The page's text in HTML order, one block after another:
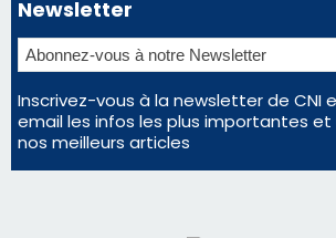
Régie publicitaire
Mentions légales
Nous contacter